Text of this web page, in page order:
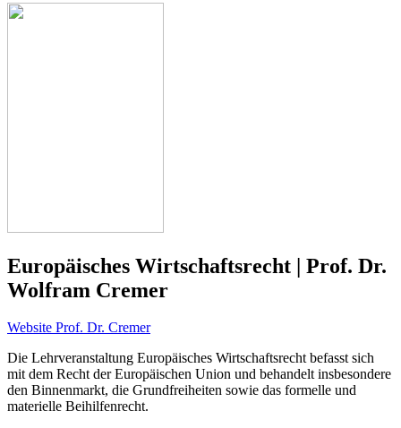
Europäisches Wirtschaftsrecht | Prof. Dr.
Wolfram Cremer
Website Prof. Dr. Cremer
Die Lehrveranstaltung Europäisches Wirtschaftsrecht befasst sich
mit dem Recht der Europäischen Union und behandelt insbesondere
den Binnenmarkt, die Grundfreiheiten sowie das formelle und
materielle Beihilfenrecht.